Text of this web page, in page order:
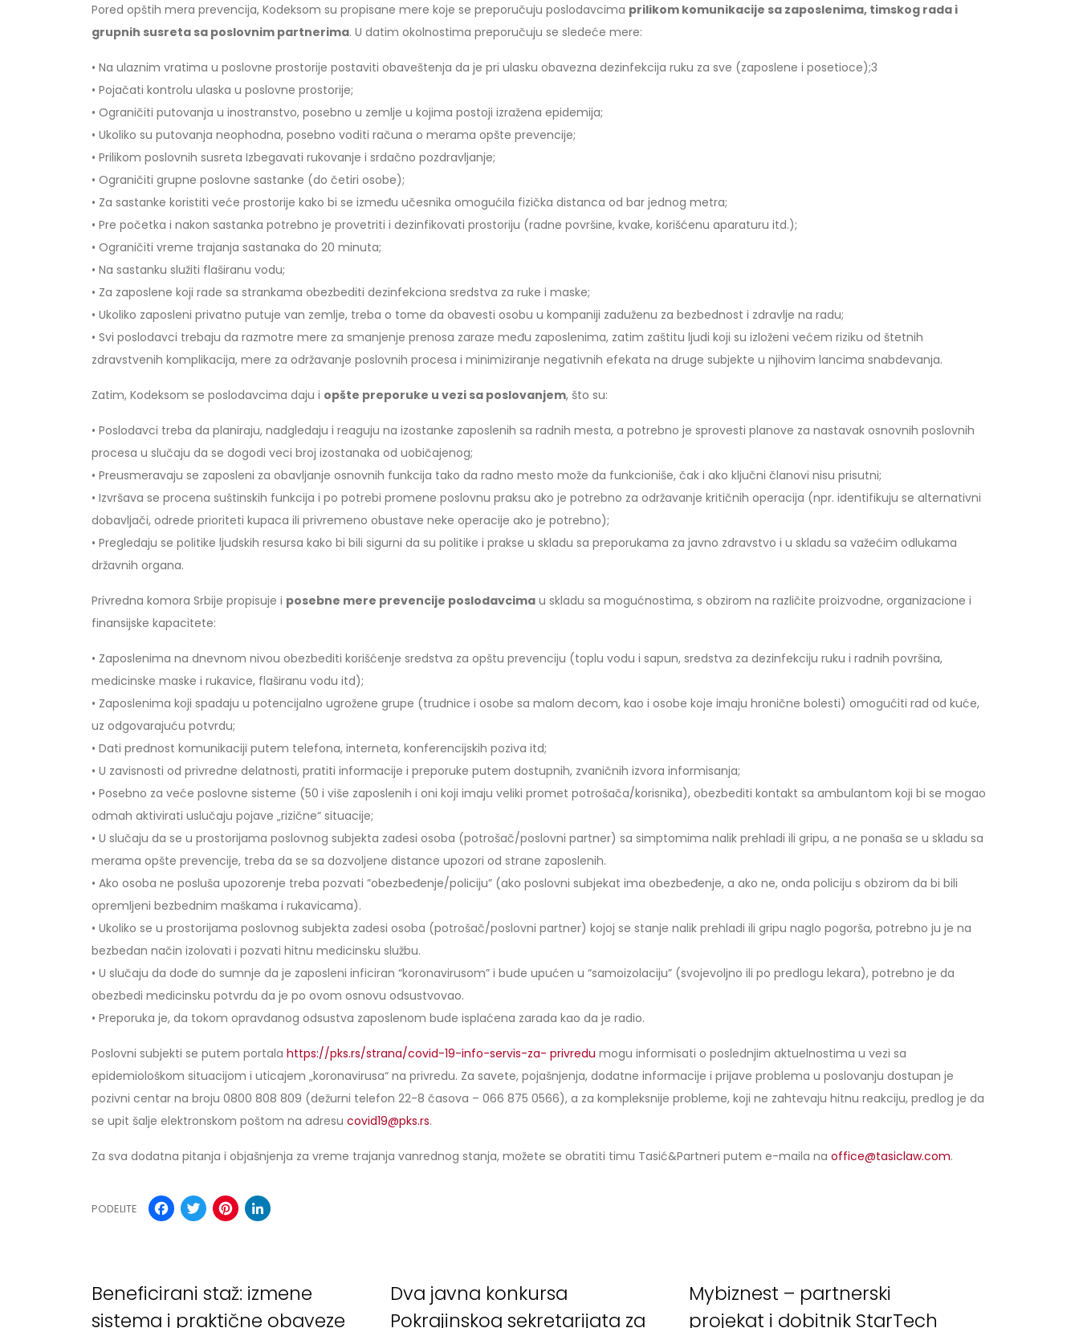
Pored opštih mera prevencija, Kodeksom su propisane mere koje se preporučuju poslodavcima prilikom komunikacije sa zaposlenima, timskog rada i
grupnih susreta sa poslovnim partnerima. U datim okolnostima preporučuju se sledeće mere:
• Na ulaznim vratima u poslovne prostorije postaviti obaveštenja da je pri ulasku obavezna dezinfekcija ruku za sve (zaposlene i posetioce);3
• Pojačati kontrolu ulaska u poslovne prostorije;
• Ograničiti putovanja u inostranstvo, posebno u zemlje u kojima postoji izražena epidemija;
• Ukoliko su putovanja neophodna, posebno voditi računa o merama opšte prevencije;
• Prilikom poslovnih susreta Izbegavati rukovanje i srdačno pozdravljanje;
• Ograničiti grupne poslovne sastanke (do četiri osobe);
• Za sastanke koristiti veće prostorije kako bi se između učesnika omogućila fizička distanca od bar jednog metra;
• Pre početka i nakon sastanka potrebno je provetriti i dezinfikovati prostoriju (radne površine, kvake, korišćenu aparaturu itd.);
• Ograničiti vreme trajanja sastanaka do 20 minuta;
• Na sastanku služiti flaširanu vodu;
• Za zaposlene koji rade sa strankama obezbediti dezinfekciona sredstva za ruke i maske;
• Ukoliko zaposleni privatno putuje van zemlje, treba o tome da obavesti osobu u kompaniji zaduženu za bezbednost i zdravlje na radu;
• Svi poslodavci trebaju da razmotre mere za smanjenje prenosa zaraze među zaposlenima, zatim zaštitu ljudi koji su izloženi većem riziku od štetnih
zdravstvenih komplikacija, mere za održavanje poslovnih procesa i minimiziranje negativnih efekata na druge subjekte u njihovim lancima snabdevanja.
Zatim, Kodeksom se poslodavcima daju i opšte preporuke u vezi sa poslovanjem, što su:
• Poslodavci treba da planiraju, nadgledaju i reaguju na izostanke zaposlenih sa radnih mesta, a potrebno je sprovesti planove za nastavak osnovnih poslovnih
procesa u slučaju da se dogodi veci broj izostanaka od uobičajenog;
• Preusmeravaju se zaposleni za obavljanje osnovnih funkcija tako da radno mesto može da funkcioniše, čak i ako ključni članovi nisu prisutni;
• Izvršava se procena suštinskih funkcija i po potrebi promene poslovnu praksu ako je potrebno za održavanje kritičnih operacija (npr. identifikuju se alternativni
dobavljači, odrede prioriteti kupaca ili privremeno obustave neke operacije ako je potrebno);
• Pregledaju se politike ljudskih resursa kako bi bili sigurni da su politike i prakse u skladu sa preporukama za javno zdravstvo i u skladu sa važećim odlukama
državnih organa.
Privredna komora Srbije propisuje i posebne mere prevencije poslodavcima u skladu sa mogućnostima, s obzirom na različite proizvodne, organizacione i
finansijske kapacitete:
• Zaposlenima na dnevnom nivou obezbediti korišćenje sredstva za opštu prevenciju (toplu vodu i sapun, sredstva za dezinfekciju ruku i radnih površina,
medicinske maske i rukavice, flaširanu vodu itd);
• Zaposlenima koji spadaju u potencijalno ugrožene grupe (trudnice i osobe sa malom decom, kao i osobe koje imaju hronične bolesti) omogućiti rad od kuće,
uz odgovarajuću potvrdu;
• Dati prednost komunikaciji putem telefona, interneta, konferencijskih poziva itd;
• U zavisnosti od privredne delatnosti, pratiti informacije i preporuke putem dostupnih, zvaničnih izvora informisanja;
• Posebno za veće poslovne sisteme (50 i više zaposlenih i oni koji imaju veliki promet potrošača/korisnika), obezbediti kontakt sa ambulantom koji bi se mogao
odmah aktivirati uslučaju pojave „rizične“ situacije;
• U slučaju da se u prostorijama poslovnog subjekta zadesi osoba (potrošač/poslovni partner) sa simptomima nalik prehladi ili gripu, a ne ponaša se u skladu sa
merama opšte prevencije, treba da se sa dozvoljene distance upozori od strane zaposlenih.
• Ako osoba ne posluša upozorenje treba pozvati ”obezbeđenje/policiju” (ako poslovni subjekat ima obezbeđenje, a ako ne, onda policiju s obzirom da bi bili
opremljeni bezbednim maškama i rukavicama).
• Ukoliko se u prostorijama poslovnog subjekta zadesi osoba (potrošač/poslovni partner) kojoj se stanje nalik prehladi ili gripu naglo pogorša, potrebno ju je na
bezbedan način izolovati i pozvati hitnu medicinsku službu.
• U slučaju da dođe do sumnje da je zaposleni inficiran “koronavirusom” i bude upućen u “samoizolaciju” (svojevoljno ili po predlogu lekara), potrebno je da
obezbedi medicinsku potvrdu da je po ovom osnovu odsustvovao.
• Preporuka je, da tokom opravdanog odsustva zaposlenom bude isplaćena zarada kao da je radio.
Poslovni subjekti se putem portala https://pks.rs/strana/covid-19-info-servis-za- privredu mogu informisati o poslednjim aktuelnostima u vezi sa
epidemiološkom situacijom i uticajem „koronavirusa“ na privredu. Za savete, pojašnjenja, dodatne informacije i prijave problema u poslovanju dostupan je
pozivni centar na broju 0800 808 809 (dežurni telefon 22-8 časova – 066 875 0566), a za kompleksnije probleme, koji ne zahtevaju hitnu reakciju, predlog je da
se upit šalje elektronskom poštom na adresu covid19@pks.rs.
Za sva dodatna pitanja i objašnjenja za vreme trajanja vanrednog stanja, možete se obratiti timu Tasić&Partneri putem e-maila na office@tasiclaw.com.
PODELITE Facebook
TwitterPinterest
Beneficirani staž: izmene
sistema i praktične obaveze
Dva javna konkursa
Pokrajinskog sekretarijata za
Mybiznest – partnerski
projekat i dobitnik StarTech